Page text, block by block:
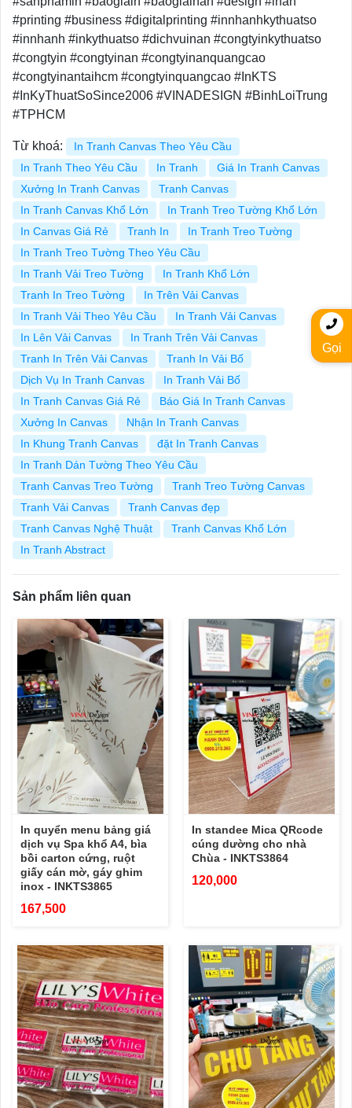
#printing #business #digitalprinting #innhanhkythuatso
#innhanh #inkythuatso #dichvuinan #congtyinkythuatso
#congtyin #congtyinan #congtyinanquangcao
#congtyinantaihcm #congtyinquangcao #InKTS
#InKyThuatSoSince2006 #VINADESIGN #BinhLoiTrung
#TPHCM
Từ khoá:
In Tranh Canvas Theo Yêu Cầu
In Tranh Theo Yêu Cầu
In Tranh
Giá In Tranh Canvas
Xưởng In Tranh Canvas
Tranh Canvas
In Tranh Canvas Khổ Lớn
In Tranh Treo Tường Khổ Lớn
In Canvas Giá Rẻ
Tranh In
In Tranh Treo Tường
In Tranh Treo Tường Theo Yêu Cầu
In Tranh Vải Treo Tường
In Tranh Khổ Lớn
Tranh In Treo Tường
In Trên Vải Canvas
In Tranh Vải Theo Yêu Cầu
In Tranh Vải Canvas
In Lên Vải Canvas
In Tranh Trên Vải Canvas
Tranh In Trên Vải Canvas
Tranh In Vải Bố
Dịch Vụ In Tranh Canvas
In Tranh Vải Bố
In Tranh Canvas Giá Rẻ
Báo Giá In Tranh Canvas
Xưởng In Canvas
Nhận In Tranh Canvas
In Khung Tranh Canvas
đặt In Tranh Canvas
In Tranh Dán Tường Theo Yêu Cầu
Tranh Canvas Treo Tường
Tranh Treo Tường Canvas
Tranh Vải Canvas
Tranh Canvas đẹp
Tranh Canvas Nghệ Thuật
Tranh Canvas Khổ Lớn
In Tranh Abstract
Sản phẩm liên quan
In quyển menu bảng giá
dịch vụ Spa khổ A4, bìa
bồi carton cứng, ruột
giấy cán mờ, gáy ghim
inox - INKTS3865
167,500
In standee Mica QRcode
cúng dường cho nhà
Chùa - INKTS3864
120,000
Gọi